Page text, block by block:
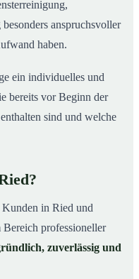
anspruchsvoller
haben.
ein individuelles und
bereits vor Beginn der
sind und welche
Kunden in Ried und
professioneller
zuverlässig und